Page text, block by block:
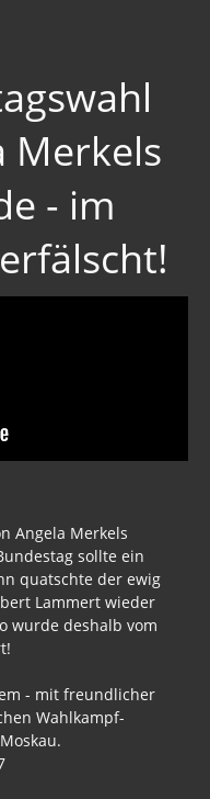
Merkels
- im
Angela Merkels
sollte ein
quatschte der ewig
Lammert wieder
wurde deshalb vom
- mit freundlicher
Wahlkampf-